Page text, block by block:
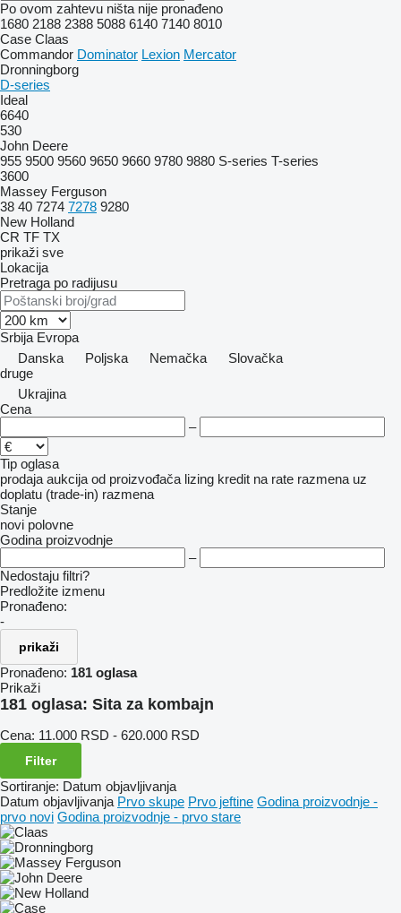
Po ovom zahtevu ništa nije pronađeno
1680 2188 2388 5088 6140 7140 8010
Case Claas
Commandor Dominator Lexion Mercator
Dronningborg
D-series
Ideal
6640
530
John Deere
955 9500 9560 9650 9660 9780 9880 S-series T-series
3600
Massey Ferguson
38 40 7274 7278 9280
New Holland
CR TF TX
prikaži sve
Lokacija
Pretraga po radijusu
Srbija Evropa
Danska
Poljska Nemačka
Slovačka
druge
Ukrajina
Cena
–
Tip oglasa
prodaja aukcija od proizvođača lizing kredit na rate razmena uz
doplatu (trade-in) razmena
Stanje
novi polovne
Godina proizvodnje
–
Nedostaju filtri?
Predložite izmenu
Pronađeno:
-
prikaži
Pronađeno: 181 oglasa
Prikaži
181 oglasa: Sita za kombajn
Cena: 11.000 RSD - 620.000 RSD
Filter
Sortiranje: Datum objavljivanja
Datum objavljivanja Prvo skupe Prvo jeftine Godina proizvodnje -
prvo novi Godina proizvodnje - prvo stare